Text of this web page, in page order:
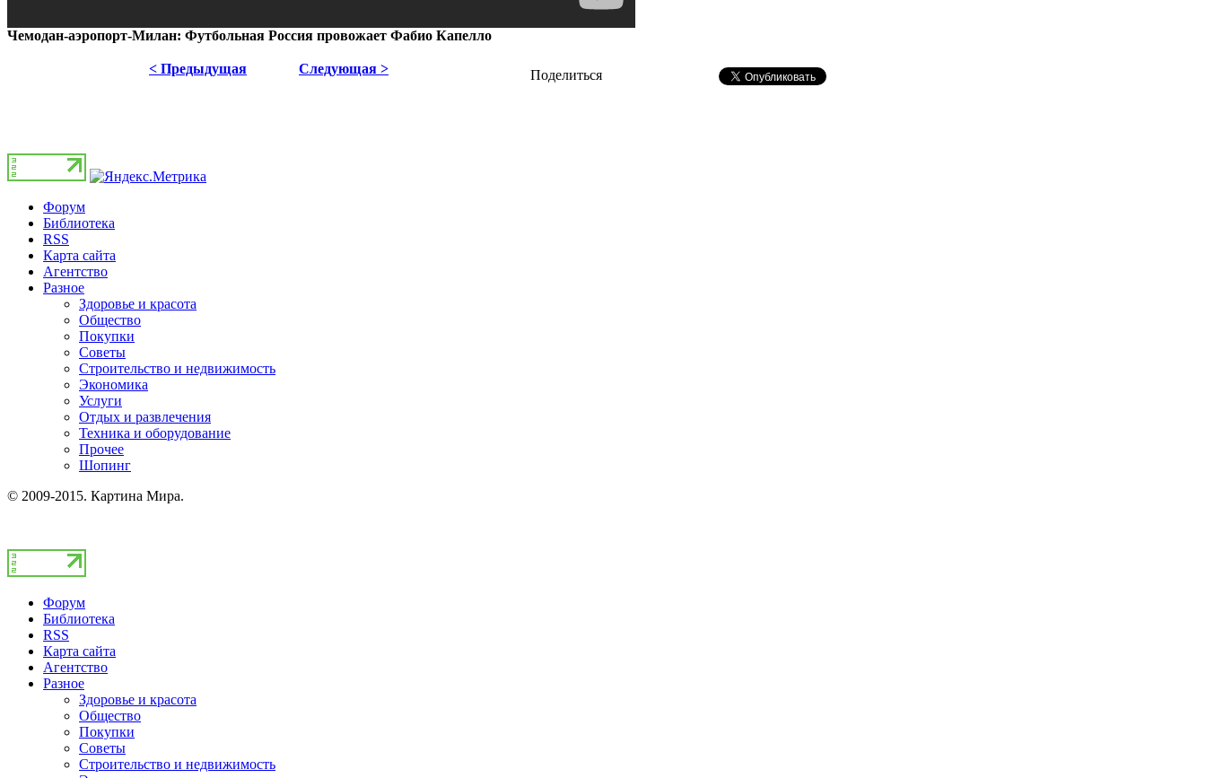
Чемодан-аэропорт-Милан: Футбольная Россия провожает Фабио Капелло
Поделиться
< Предыдущая Следующая >
Форум
Библиотека
RSS
Карта сайта
Агентство
Разное
Здоровье и красота
Общество
Покупки
Советы
Строительство и недвижимость
Экономика
Услуги
Отдых и развлечения
Техника и оборудование
Прочее
Шопинг
© 2009-2015. Картина Мира.
Форум
Библиотека
RSS
Карта сайта
Агентство
Разное
Здоровье и красота
Общество
Покупки
Советы
Строительство и недвижимость